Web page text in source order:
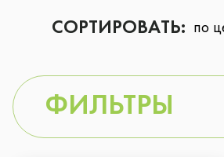
СОРТИРОВАТЬ: по
ФИЛЬТРЫ
Дом
Особняк
Участок